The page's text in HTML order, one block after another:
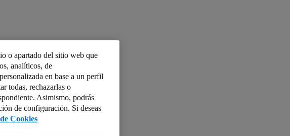
o apartado del sitio web que
analíticos, de
en base a un perfil
todas, rechazarlas o
Asimismo, podrás
de configuración. Si deseas
Cookies